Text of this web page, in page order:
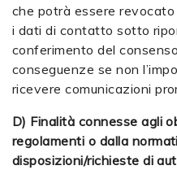
che potrà essere
i dati di contatto sotto
conferimento del
conseguenze se non
ricevere comunicazioni
D) Finalità connesse agli
regolamenti o dalla
disposizioni/richieste di